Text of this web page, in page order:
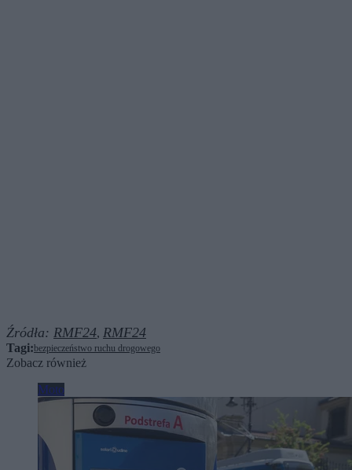
Źródła: RMF24, RMF24
Tagi:bezpieczeństwo ruchu drogowego
Zobacz również
Moto